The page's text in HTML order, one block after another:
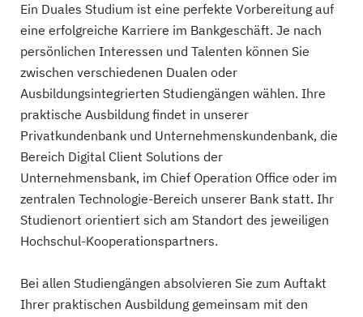
Ein Duales Studium ist eine perfekte Vorbereitung auf
eine erfolgreiche Karriere im Bankgeschäft. Je nach
persönlichen Interessen und Talenten können Sie
zwischen verschiedenen Dualen oder
Ausbildungsintegrierten Studiengängen wählen. Ihre
praktische Ausbildung findet in unserer
Privatkundenbank und Unternehmenskundenbank, die
Bereich Digital Client Solutions der
Unternehmensbank, im Chief Operation Office oder im
zentralen Technologie-Bereich unserer Bank statt. Ihr
Studienort orientiert sich am Standort des jeweiligen
Hochschul-Kooperationspartners.
Bei allen Studiengängen absolvieren Sie zum Auftakt
Ihrer praktischen Ausbildung gemeinsam mit den